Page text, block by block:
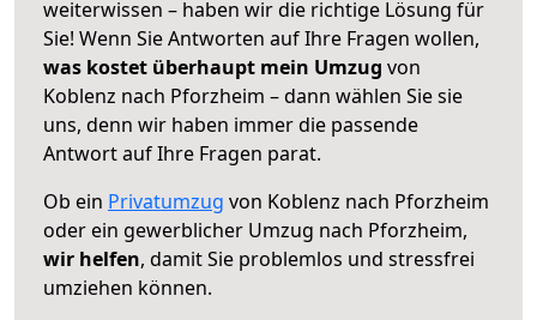
weiterwissen – haben wir die richtige Lösung für
Sie! Wenn Sie Antworten auf Ihre Fragen wollen,
was kostet überhaupt mein Umzug von
Koblenz nach Pforzheim – dann wählen Sie sie
uns, denn wir haben immer die passende
Antwort auf Ihre Fragen parat.
Ob ein Privatumzug von Koblenz nach Pforzheim
oder ein gewerblicher Umzug nach Pforzheim,
wir helfen, damit Sie problemlos und stressfrei
umziehen können.